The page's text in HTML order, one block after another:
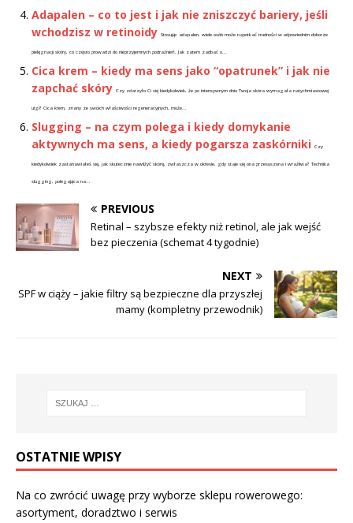
Adapalen – co to jest i jak nie zniszczyć bariery, jeśli
wchodzisz w retinoidy Stosując adapalen, wiele osób może napotkać trudności w odpowiednim doborze
pielęgnacji skóry, co często prowadzi do nieprzyjemnych podrażnień. Jak zatem zadbać o...
Cica krem – kiedy ma sens jako “opatrunek” i jak nie
zapchać skóry Czy zdarzyło Ci się kiedykolwiek, że po intensywnym dniu Twoja skóra wymagała natychmiastowej
ulgi? Cica krem, znany ze swoich właściwości regeneracyjnych, może...
Slugging – na czym polega i kiedy domykanie
aktywnych ma sens, a kiedy pogarsza zaskórniki
Czy
kiedykolwiek zastanawiałeś się, jak skutecznie nawilżyć skórę, zwłaszcza w okresie, gdy staje się ona przesuszona i wrażliwa? Technika
slugging, polegająca na...
PREVIOUS
Retinal – szybsze efekty niż retinol, ale jak wejść
bez pieczenia (schemat 4 tygodnie)
NEXT
SPF w ciąży – jakie filtry są bezpieczne dla przyszłej
mamy (kompletny przewodnik)
OSTATNIE WPISY
Na co zwrócić uwagę przy wyborze sklepu rowerowego:
asortyment, doradztwo i serwis